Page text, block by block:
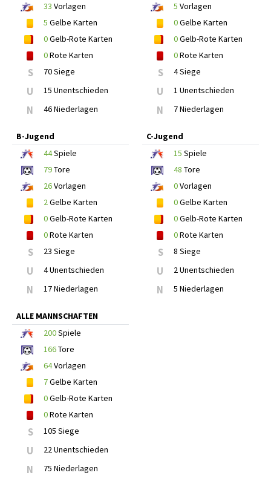
33 Vorlagen
5 Gelbe Karten
0Gelb-Rote Karten
0Rote Karten
S 70 Siege
U 15 Unentschieden
N 46 Niederlagen
5 Vorlagen
0Gelbe Karten
0Gelb-Rote Karten
0Rote Karten
S 4 Siege
U 1 Unentschieden
N 7 Niederlagen
B-Jugend
44Spiele
79Tore
26Vorlagen
2Gelbe Karten
0Gelb-Rote Karten
0Rote Karten
S 23 Siege
U 4 Unentschieden
N 17 Niederlagen
C-Jugend
15 Spiele
48 Tore
0Vorlagen
0Gelbe Karten
0Gelb-Rote Karten
0Rote Karten
S 8 Siege
U 2 Unentschieden
N 5 Niederlagen
ALLE MANNSCHAFTEN
200Spiele
166Tore
64Vorlagen
7Gelbe Karten
0Gelb-Rote Karten
0Rote Karten
S 105 Siege
U 22 Unentschieden
N 75 Niederlagen